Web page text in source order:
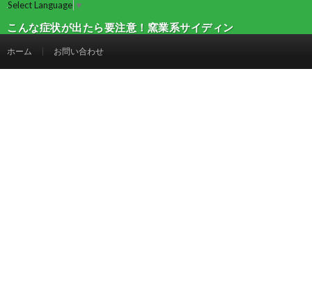
Select Language ▼
こんな症状が出たら要注意！窯業系サイディン
ホーム お問い合わせ